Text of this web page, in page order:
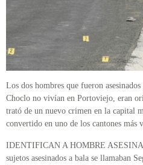
Los dos hombres que fueron
Choclo no vivían en Portoviejo, eran
trató de un nuevo crimen en la capital
convertido en uno de los cantones más
IDENTIFICAN A HOMBRE
sujetos asesinados a bala se llamaban